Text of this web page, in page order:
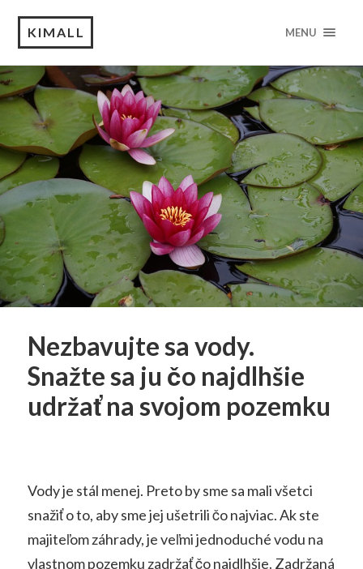
KIMALL MENU
Nezbavujte sa vody.
Snažte sa ju čo najdlhšie
udržať na svojom pozemku
Vody je stál menej. Preto by sme sa mali všetci
snažiť o to, aby sme jej ušetrili čo najviac. Ak ste
majiteľom záhrady, je veľmi jednoduché vodu na
vlastnom pozemku zadržať čo najdlhšie. Zadržaná